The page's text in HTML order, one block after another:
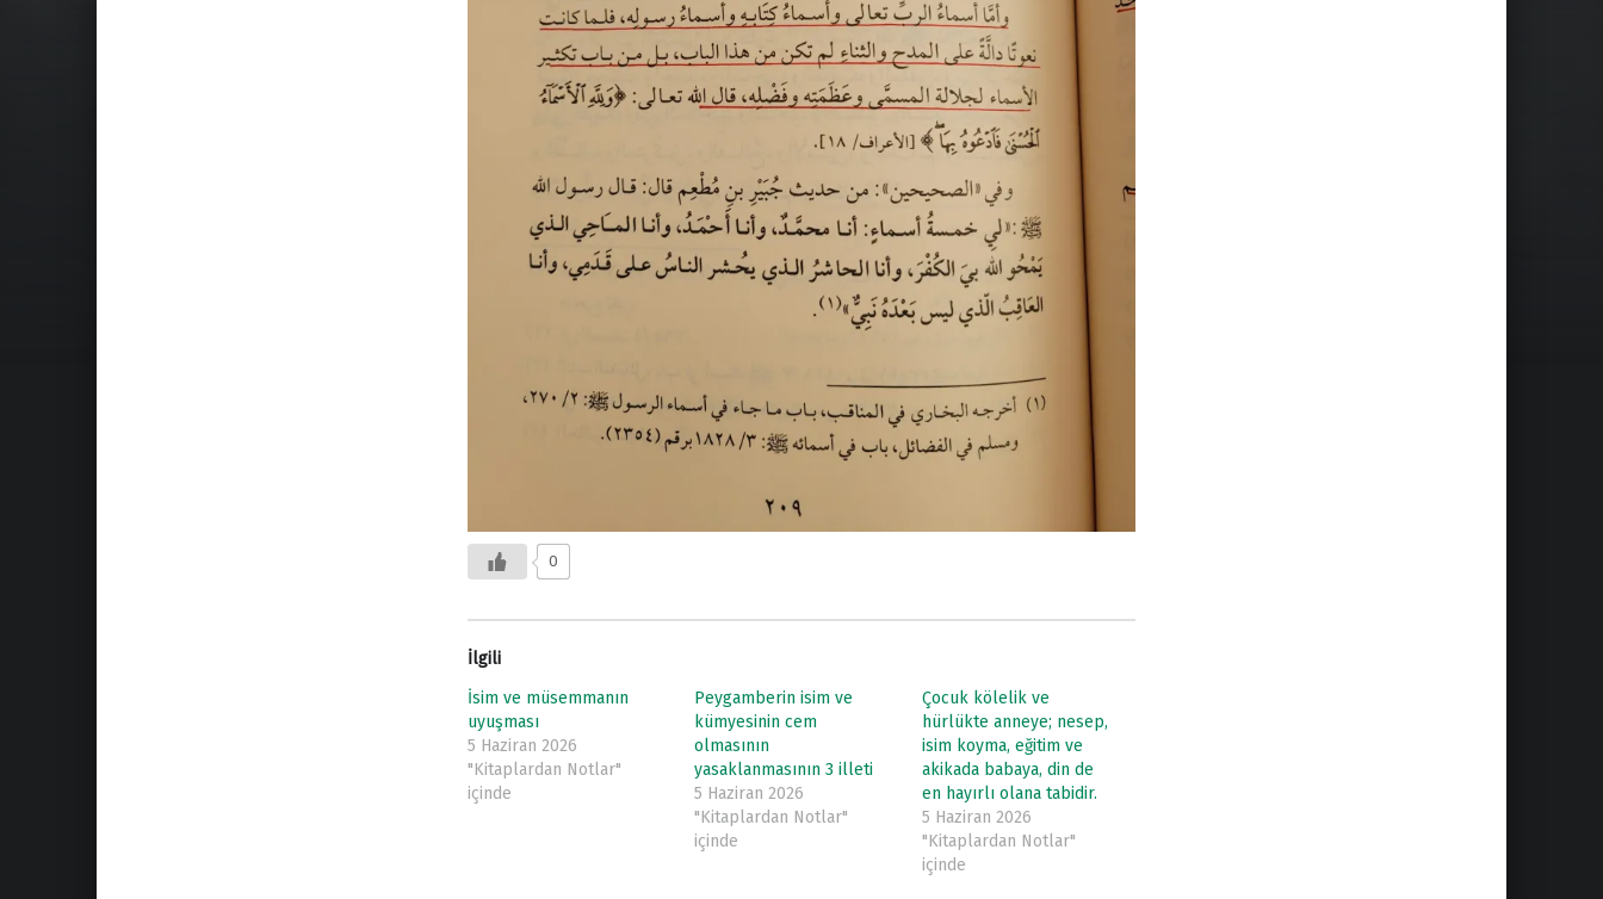
0
İlgili
İsim ve müsemmanın
uyuşması
5 Haziran 2026
"Kitaplardan Notlar"
içinde
Peygamberin isim ve
kümyesinin cem
olmasının
yasaklanmasının 3 illeti
5 Haziran 2026
"Kitaplardan Notlar"
içinde
Çocuk kölelik ve
hürlükte anneye; nesep,
isim koyma, eğitim ve
akikada babaya, din de
en hayırlı olana tabidir.
5 Haziran 2026
"Kitaplardan Notlar"
içinde